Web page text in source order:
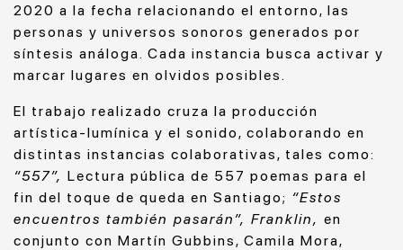
2020 a la fecha relacionando el entorno, las
personas y universos sonoros generados por
síntesis análoga. Cada instancia busca activar y
marcar lugares en olvidos posibles.
El trabajo realizado cruza la producción
artística-lumínica y el sonido, colaborando en
distintas instancias colaborativas, tales como:
“557”, Lectura pública de 557 poemas para el
fin del toque de queda en Santiago; “Estos
encuentros también pasarán”, Franklin, en
conjunto con Martín Gubbins, Camila Mora,